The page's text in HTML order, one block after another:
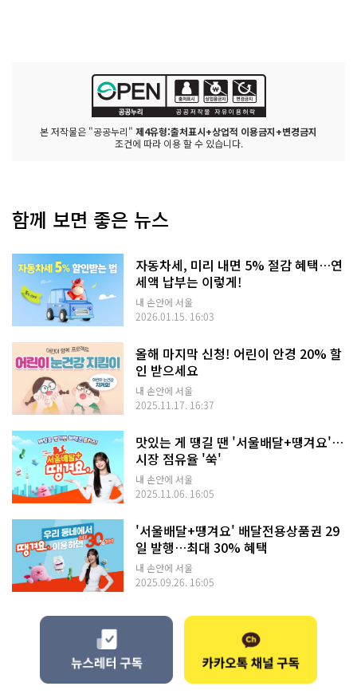
본 저작물은 "공공누리" 제4유형:출처표시+상업적 이용금지+변경금지
조건에 따라 이용 할 수 있습니다.
함께 보면 좋은 뉴스
자동차세, 미리 내면 5% 절감 혜택…연
세액 납부는 이렇게!
내 손안에 서울
2026.01.15. 16:03
올해 마지막 신청! 어린이 안경 20% 할
인 받으세요
내 손안에 서울
2025.11.17. 16:37
맛있는 게 땡길 땐 '서울배달+땡겨요'…
시장 점유율 '쑥'
내 손안에 서울
2025.11.06. 16:05
'서울배달+땡겨요' 배달전용상품권 29
일 발행…최대 30% 혜택
내 손안에 서울
2025.09.26. 16:05